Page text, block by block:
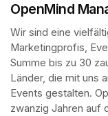
OpenMind
Wir sind eine
Marketingprofis,
Summe bis zu 30
Länder, die mit uns
Events gestalten.
zwanzig Jahren auf